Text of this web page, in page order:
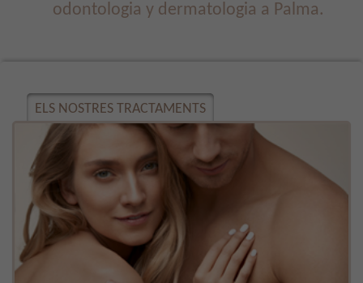
odontologia y dermatologia a Palma.
ELS NOSTRES TRACTAMENTS